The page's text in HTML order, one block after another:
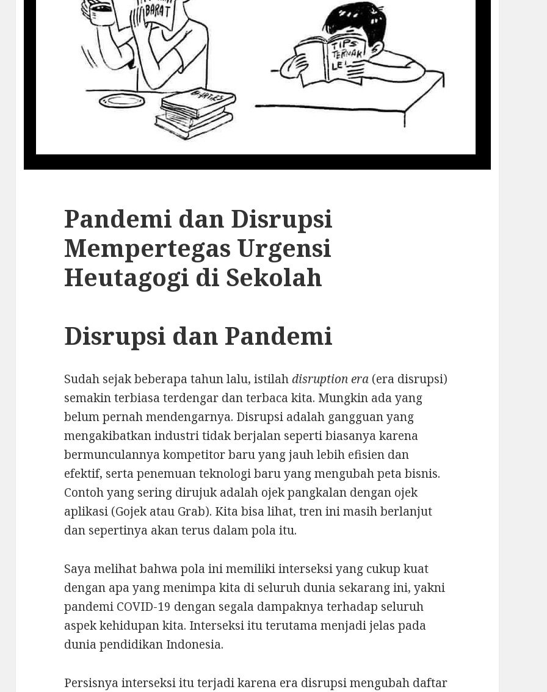
Pandemi dan Disrupsi
Mempertegas Urgensi
Heutagogi di Sekolah
Disrupsi dan Pandemi
Sudah sejak beberapa tahun lalu, istilahdisruption era (era disrupsi)
semakin terbiasa terdengar dan terbaca kita. Mungkin ada yang
belum pernah mendengarnya. Disrupsi adalah gangguan yang
mengakibatkan industri tidak berjalan seperti biasanya karena
bermunculannya kompetitor baru yang jauh lebih efisien dan
efektif, serta penemuan teknologi baru yang mengubah peta bisnis.
Contoh yang sering dirujuk adalah ojek pangkalan dengan ojek
aplikasi (Gojek atau Grab). Kita bisa lihat, tren ini masih berlanjut
dan sepertinya akan terus dalam pola itu.
Saya melihat bahwa pola ini memiliki interseksi yang cukup kuat
dengan apa yang menimpa kita di seluruh dunia sekarang ini, yakni
pandemi COVID-19 dengan segala dampaknya terhadap seluruh
aspek kehidupan kita. Interseksi itu terutama menjadi jelas pada
dunia pendidikan Indonesia.
Persisnya interseksi itu terjadi karena era disrupsi mengubah daftar